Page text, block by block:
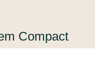
Compact